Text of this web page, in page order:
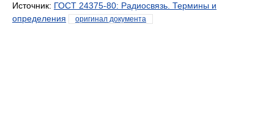
Источник: ГОСТ 24375-80: Радиосвязь. Термины и
определения
оригинал документа